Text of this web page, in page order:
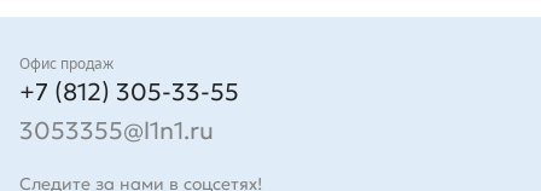
Контакты
Офис продаж
+7 (812) 305-33-55
3053355@l1n1.ru
Следите за нами в соцсетях!